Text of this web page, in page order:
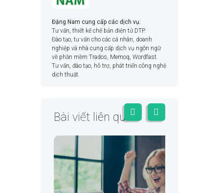
Đặng Nam cung cấp các dịch vụ:
Tư vấn, thiết kế chế bản điện tử DTP.
Đào tạo, tư vấn cho các cá nhân, doanh
nghiệp và nhà cung cấp dịch vụ ngôn ngữ
về phần mềm Trados, Memoq, Wordfast.
Tư vấn, đào tạo, hỗ trợ, phát triển công nghệ
dịch thuật.
Bài viết liên quan